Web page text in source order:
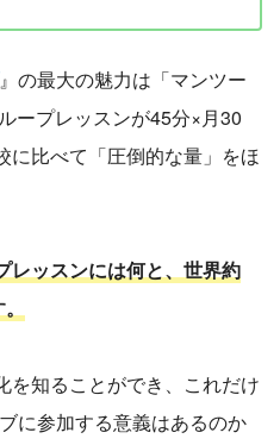
』の最大の魅力は「マンツー
ープレッスンが45分×月30
に比べて「圧倒的な量」をほ
レッスンには何と、世界約
を知ることができ、これだけ
に参加する意義はあるのか